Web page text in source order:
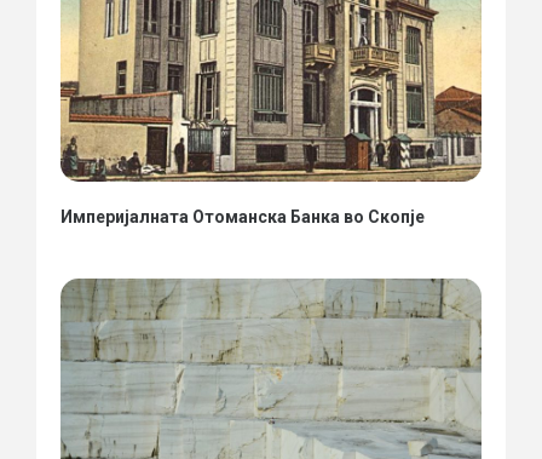
Империјалната Отоманска Банка во Скопје